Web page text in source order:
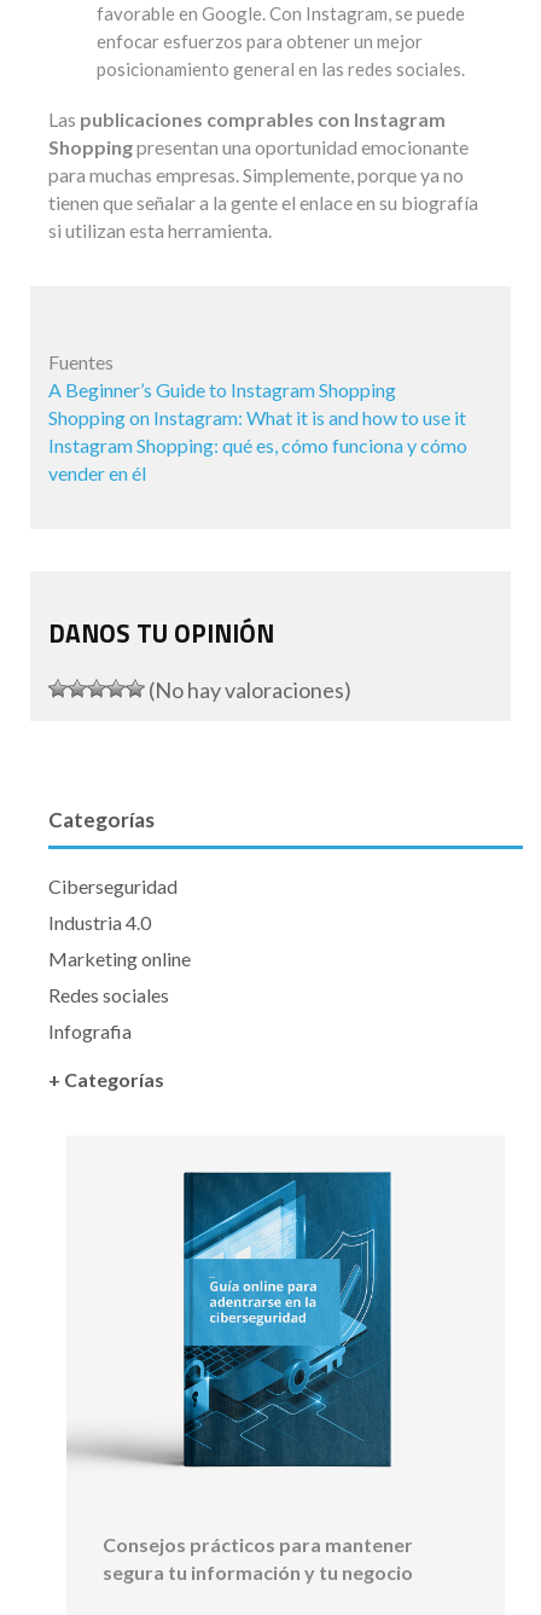
favorable en Google. Con Instagram, se puede
enfocar esfuerzos para obtener un mejor
posicionamiento general en las redes sociales.
Las publicaciones comprables con Instagram
Shoppingpresentan una oportunidad emocionante
para muchas empresas. Simplemente, porque ya no
tienen que señalar a la gente el enlace en su biografía
si utilizan esta herramienta.
Fuentes
A Beginner’s Guide to Instagram Shopping
Shopping on Instagram: What it is and how to use it
Instagram Shopping: qué es, cómo funciona y cómo
vender en él
DANOS TU OPINIÓN
(No hay valoraciones)
Categorías
Ciberseguridad
Industria 4.0
Marketing online
Redes sociales
Infografia
+ Categorías
Consejos prácticos para mantener
segura tu información y tu negocio